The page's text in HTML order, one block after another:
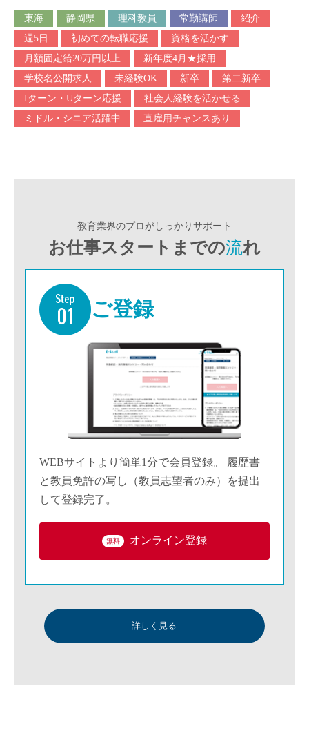
東海 静岡県 理科教員 常勤講師
紹介
週5日
初めての転職応援
資格を活かす
月額固定給20万円以上
新年度4月★採用
学校名公開求人
未経験OK 新卒
第二新卒
Iターン・Uターン応援
社会人経験を活かせる
ミドル・シニア活躍中
直雇用チャンスあり
教育業界のプロがしっかりサポート
お仕事スタートまでの流れ
ご登録
WEBサイトより簡単1分で会員登録。 履歴書
と教員免許の写し（教員志望者のみ）を提出
して登録完了。
無料 オンライン登録
詳しく見る